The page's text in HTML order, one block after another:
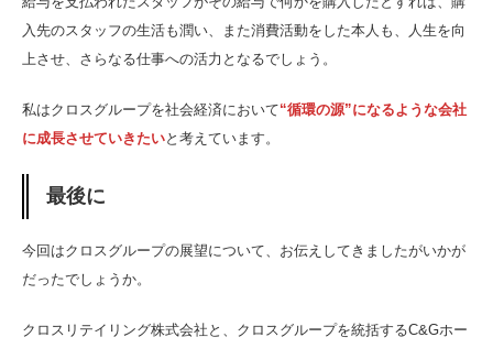
入先のスタッフの生活も潤い、また消費活動をした本人も、人生を向
上させ、さらなる仕事への活力となるでしょう。
私はクロスグループを社会経済において“循環の源”になるような会社
に成長させていきたいと考えています。
最後に
今回はクロスグループの展望について、お伝えしてきましたがいかが
だったでしょうか。
クロスリテイリング株式会社と、クロスグループを統括するC&Gホー